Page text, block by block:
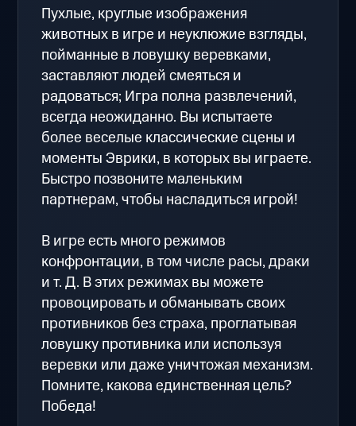
Пухлые, круглые изображения
животных в игре и неуклюжие взгляды,
пойманные в ловушку веревками,
заставляют людей смеяться и
радоваться; Игра полна развлечений,
всегда неожиданно. Вы испытаете
более веселые классические сцены и
моменты Эврики, в которых вы играете.
Быстро позвоните маленьким
партнерам, чтобы насладиться игрой!
В игре есть много режимов
конфронтации, в том числе расы, драки
и т. Д. В этих режимах вы можете
провоцировать и обманывать своих
противников без страха, проглатывая
ловушку противника или используя
веревки или даже уничтожая механизм.
Помните, какова единственная цель?
Победа!